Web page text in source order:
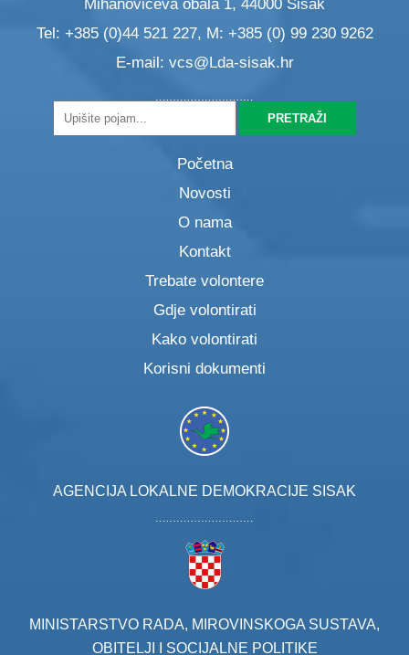
Mihanovićeva obala 1, 44000 Sisak
Tel: +385 (0)44 521 227, M: +385 (0) 99 230 9262
E-mail: vcs@Lda-sisak.hr
Početna
Novosti
O nama
Kontakt
Trebate volontere
Gdje volontirati
Kako volontirati
Korisni dokumenti
AGENCIJA LOKALNE DEMOKRACIJE SISAK
MINISTARSTVO RADA, MIROVINSKOGA SUSTAVA,
OBITELJI I SOCIJALNE POLITIKE